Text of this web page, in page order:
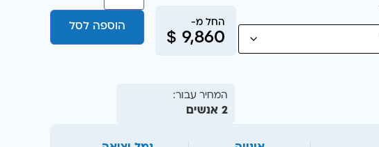
$ 9,860
הוספה לסל
המחיר עבור:
2 אנשים